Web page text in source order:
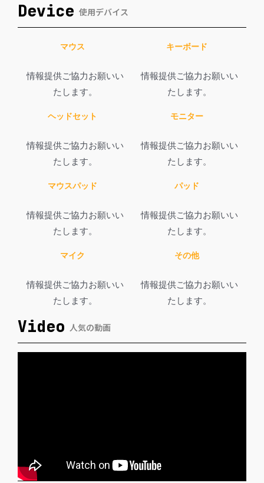
Device 使用デバイス
マウス
情報提供ご協力お願いい
たします。
キーボード
情報提供ご協力お願いい
たします。
ヘッドセット
情報提供ご協力お願いい
たします。
モニター
情報提供ご協力お願いい
たします。
マウスパッド
情報提供ご協力お願いい
たします。
パッド
情報提供ご協力お願いい
たします。
マイク
情報提供ご協力お願いい
たします。
その他
情報提供ご協力お願いい
たします。
Video 人気の動画